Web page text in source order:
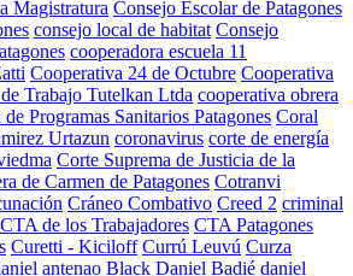
Magistratura Consejo Escolar de Patagones
consejo local de habitat Consejo
cooperadora escuela 11
Cooperativa 24 de Octubre Cooperativa
Trabajo Tutelkan Ltda cooperativa obrera
Programas Sanitarios Patagones Coral
Urtazun coronavirus corte de energía
Corte Suprema de Justicia de la
de Carmen de Patagones Cotranvi
Cráneo Combativo Creed 2 criminal
CTA de los Trabajadores CTA Patagones
Curetti - Kiciloff Currú Leuvú Curza
antenao Black Daniel Badié daniel